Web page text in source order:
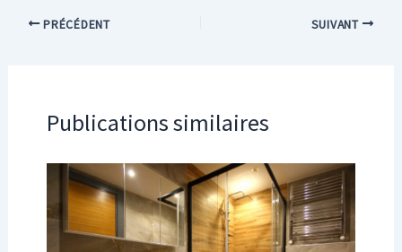
PRÉCÉDENT SUIVANT
Publications similaires